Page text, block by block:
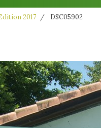
2017 DSC05902